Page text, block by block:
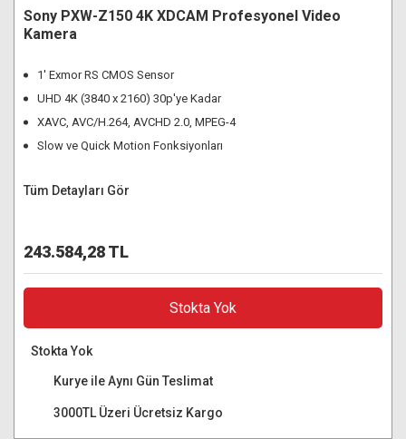
Sony PXW-Z150 4K XDCAM Profesyonel Video
Kamera
1' Exmor RS CMOS Sensor
UHD 4K (3840 x 2160) 30p'ye Kadar
XAVC, AVC/H.264, AVCHD 2.0, MPEG-4
Slow ve Quick Motion Fonksiyonları
Tüm Detayları Gör
243.584,28 TL
Stokta Yok
Stokta Yok
Kurye ile Aynı Gün Teslimat
3000TL Üzeri Ücretsiz Kargo